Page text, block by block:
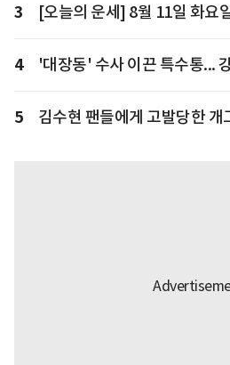
3 [오늘의 운세] 8월 11일 화요
4 '대장동' 수사 이끈 특수통...
5 김수현 팬들에게 고발당한 개